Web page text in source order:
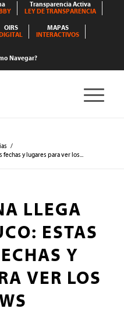
Transparencia Activa
LEY DE TRANSPARENCIA
OIRS
MAPAS
INTERACTIVOS
Navegar?
/
fechas y lugares para ver los...
LLEGA
ESTAS
Y
VER LOS